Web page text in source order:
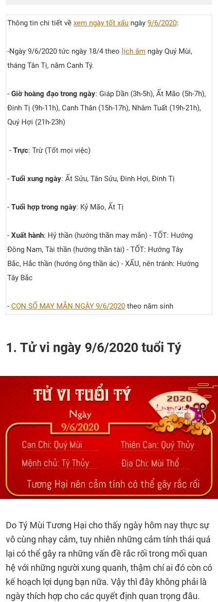
Thông tin chi tiết về xem ngày tốt xấu ngày 9/6/2020:
-Ngày 9/6/2020 tức ngày 18/4 theo lịch âm ngày Quý Mùi,
tháng Tân Tị, năm Canh Tý.
- Giờ hoàng đạo trong ngày: Giáp Dần (3h-5h), Ất Mão (5h-7h),
Đinh Tị (9h-11h), Canh Thân (15h-17h), Nhâm Tuất (19h-21h),
Quý Hợi (21h-23h)
- Trực: Trừ (Tốt mọi việc)
- Tuổi xung ngày: Ất Sửu, Tân Sửu, Đinh Hợi, Đinh Tị
- Tuổi hợp trong ngày: Kỷ Mão, Ất Tị
- Xuất hành: Hỷ thần (hướng thần may mắn) - TỐT: Hướng
Đông Nam, Tài thần (hướng thần tài) - TỐT: Hướng Tây
Bắc, Hắc thần (hướng ông thần ác) - XẤU, nên tránh: Hướng
Tây Bắc
- CON SỐ MAY MẮN NGÀY 9/6/2020 theo năm sinh
1. Tử vi ngày 9/6/2020 tuổi Tý
Do Tý Mùi Tương Hại cho thấy ngày hôm nay thực sự
vô cùng nhạy cảm, tuy nhiên những cảm tính thái quá
lại có thể gây ra những vấn đề rắc rối trong mối quan
hệ với những người xung quanh, thậm chí ai đó còn có
kế hoạch lợi dụng bạn nữa. Vậy thì đây không phải là
ngày thích hợp cho các quyết định quan trọng đâu.